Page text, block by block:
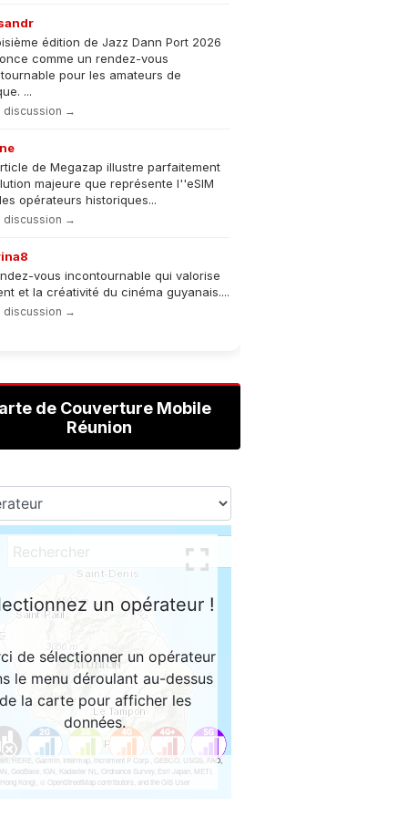
édition de Jazz Dann Port 2026
comme un rendez-vous
pour les amateurs de
...
discussion →
de Megazap illustre parfaitement
majeure que représente l''eSIM
opérateurs historiques...
discussion →
vous incontournable qui valorise
et la créativité du cinéma guyanais....
discussion →
de Couverture Mobile
Réunion